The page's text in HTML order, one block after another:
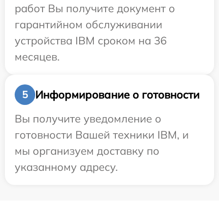
работ Вы получите документ о
гарантийном обслуживании
устройства IBM сроком на 36
месяцев.
5
Информирование о готовности
Вы получите уведомление о
готовности Вашей техники IBM, и
мы организуем доставку по
указанному адресу.